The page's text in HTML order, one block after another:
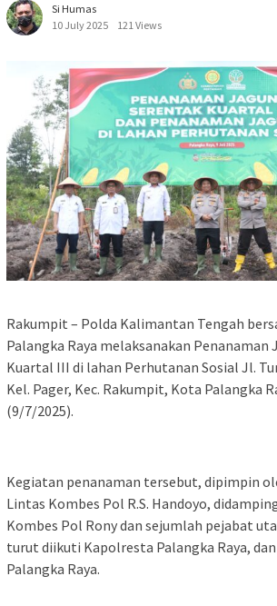
Si Humas
10 July 2025
121 Views
Rakumpit – Polda Kalimantan Tengah
Palangka Raya melaksanakan Penanaman
Kuartal III di lahan Perhutanan Sosial Jl.
Kel. Pager, Kec. Rakumpit, Kota Palangka
(9/7/2025).
Kegiatan penanaman tersebut, dipimpin
Lintas Kombes Pol R.S. Handoyo,
Kombes Pol Rony dan sejumlah pejabat
turut diikuti Kapolresta Palangka Raya,
Palangka Raya.